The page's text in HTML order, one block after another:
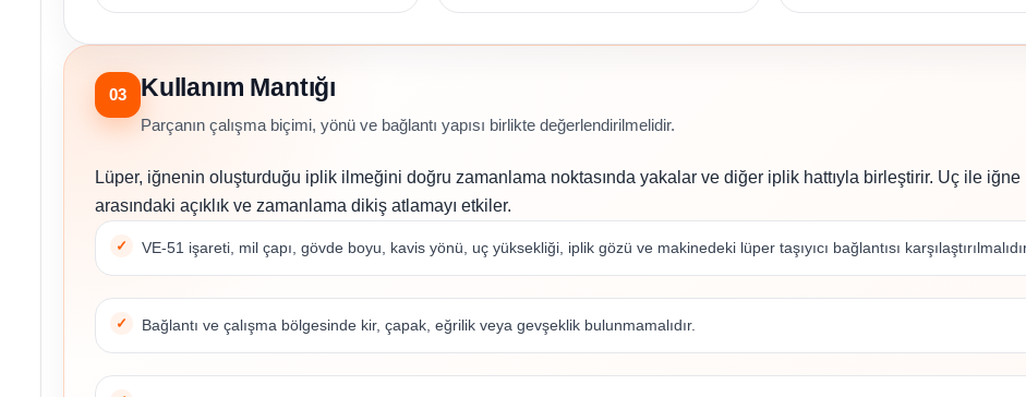
03 Kullanım Mantığı
Parçanın çalışma biçimi, yönü ve bağlantı yapısı birlikte değerlendirilmelidir.
Lüper, iğnenin oluşturduğu iplik ilmeğini doğru zamanlama noktasında yakalar ve diğer iplik hattıyla birleştirir. Uç ile iğne
arasındaki açıklık ve zamanlama dikiş atlamayı etkiler.
VE-51 işareti, mil çapı, gövde boyu, kavis yönü, uç yüksekliği, iplik gözü ve makinedeki lüper taşıyıcı bağlantısı
Bağlantı ve çalışma bölgesinde kir, çapak, eğrilik veya gevşeklik bulunmamalıdır.